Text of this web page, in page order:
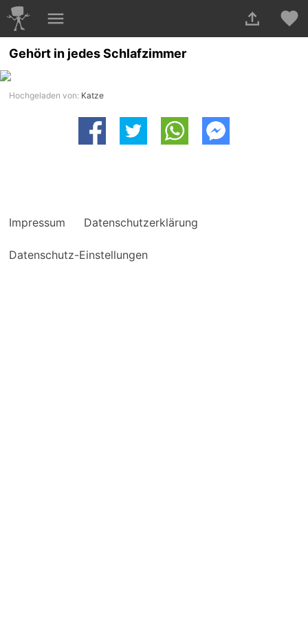
Gehört in jedes Schlafzimmer
Hochgeladen von: Katze
Impressum Datenschutzerklärung
Datenschutz-Einstellungen